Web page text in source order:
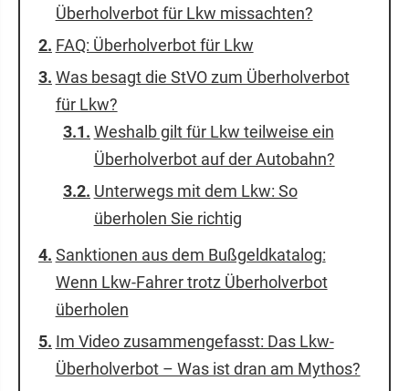
Überholverbot für Lkw missachten?
FAQ: Überholverbot für Lkw
Was besagt die StVO zum Überholverbot
für Lkw?
Weshalb gilt für Lkw teilweise ein
Überholverbot auf der Autobahn?
Unterwegs mit dem Lkw: So
überholen Sie richtig
Sanktionen aus dem Bußgeldkatalog:
Wenn Lkw-Fahrer trotz Überholverbot
überholen
Im Video zusammengefasst: Das Lkw-
Überholverbot – Was ist dran am Mythos?